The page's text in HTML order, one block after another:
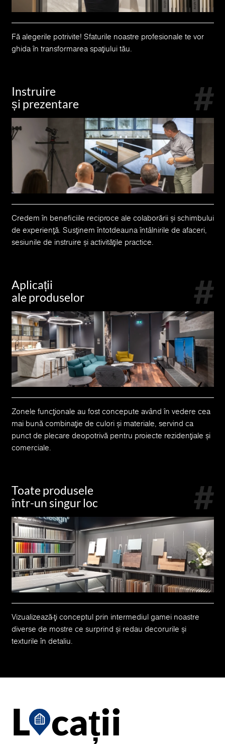
Fă alegerile potrivite! Sfaturile noastre profesionale te vor
ghida în transformarea spațiului tău.
Instruire
și prezentare
Credem în beneficiile reciproce ale colaborării și schimbului
de experiență. Susținem întotdeauna întâlnirile de afaceri,
sesiunile de instruire și activitățile practice.
Aplicații
ale produselor
Zonele funcționale au fost concepute având în vedere cea
mai bună combinație de culori și materiale, servind ca
punct de plecare deopotrivă pentru proiecte rezidențiale și
comerciale.
Toate produsele
într-un singur loc
Vizualizează-ți conceptul prin intermediul gamei noastre
diverse de mostre ce surprind și redau decorurile și
texturile în detaliu.
L cații